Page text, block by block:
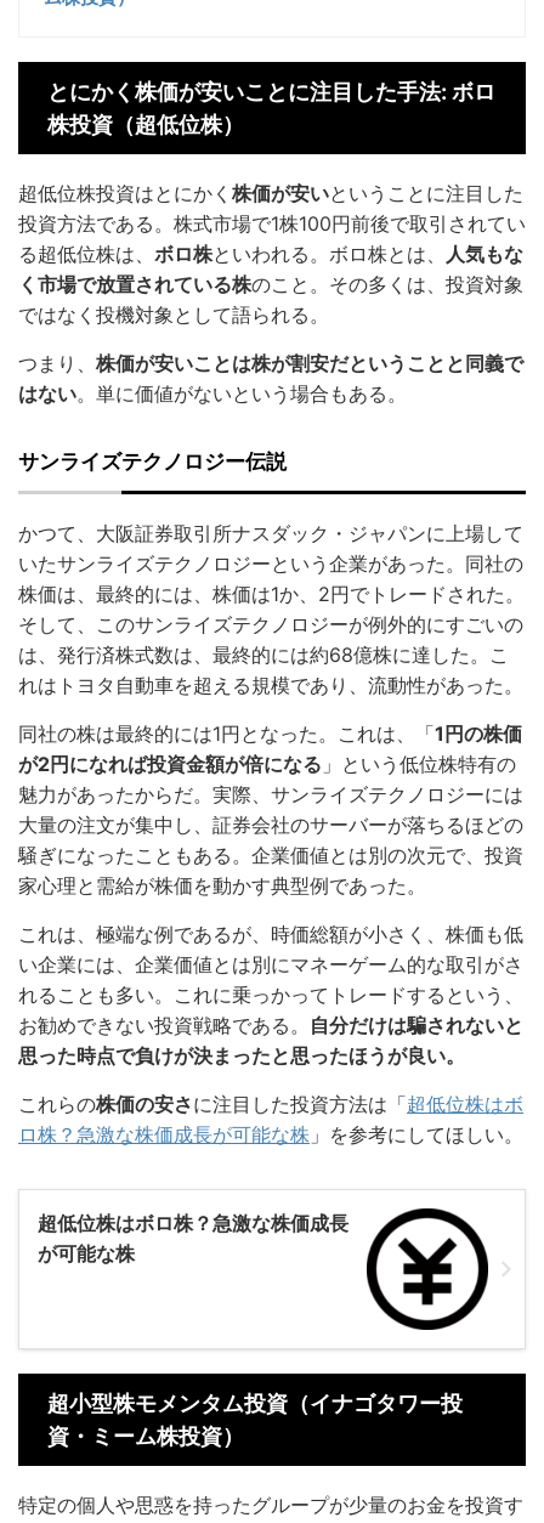
とにかく株価が安いことに注目した手法: ボロ
株投資（超低位株）
超低位株投資はとにかく 株価が安いということに注目した
投資方法である。株式市場で1株100円前後で取引されてい
る超低位株は、 ボロ株といわれる。ボロ株とは、 人気もな
く市場で放置されている株のこと。その多くは、投資対象
ではなく投機対象として語られる。
つまり、 株価が安いことは株が割安だということと同義で
はない。単に価値がないという場合もある。
サンライズテクノロジー伝説
かつて、大阪証券取引所ナスダック・ジャパンに上場して
いたサンライズテクノロジーという企業があった。同社の
株価は、最終的には、株価は1か、2円でトレードされた。
そして、このサンライズテクノロジーが例外的にすごいの
は、発行済株式数は、最終的には約68億株に達した。こ
れはトヨタ自動車を超える規模であり、流動性があった。
同社の株は最終的には1円となった。これは、「1円の株価
が2円になれば投資金額が倍になる 」という低位株特有の
魅力があったからだ。実際、サンライズテクノロジーには
大量の注文が集中し、証券会社のサーバーが落ちるほどの
騒ぎになったこともある。企業価値とは別の次元で、投資
家心理と需給が株価を動かす典型例であった。
これは、極端な例であるが、時価総額が小さく、株価も低
い企業には、企業価値とは別にマネーゲーム的な取引がさ
れることも多い。これに乗っかってトレードするという、
お勧めできない投資戦略である。 自分だけは騙されないと
思った時点で負けが決まったと思ったほうが良い。
これらの株価の安さに注目した投資方法は「超低位株はボ
ロ株？急激な株価成長が可能な株 」を参考にしてほしい。
超低位株はボロ株？急激な株価成長
が可能な株
超小型株モメンタム投資（イナゴタワー投
資・ミーム株投資）
特定の個人や思惑を持ったグループが少量のお金を投資す